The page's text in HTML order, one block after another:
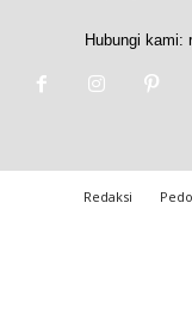
Hubungi kami:
Redaksi